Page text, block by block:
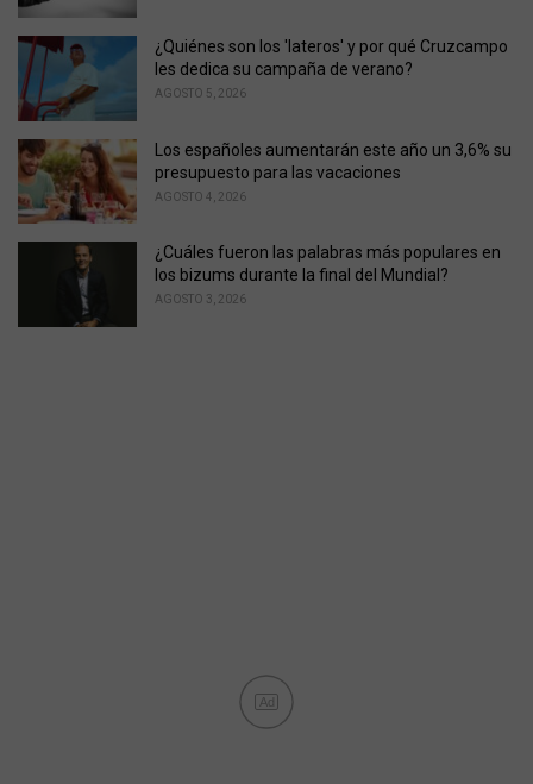
¿Quiénes son los 'lateros' y por qué Cruzcampo
les dedica su campaña de verano?
AGOSTO 5, 2026
Los españoles aumentarán este año un 3,6% su
presupuesto para las vacaciones
AGOSTO 4, 2026
¿Cuáles fueron las palabras más populares en
los bizums durante la final del Mundial?
AGOSTO 3, 2026
Ad